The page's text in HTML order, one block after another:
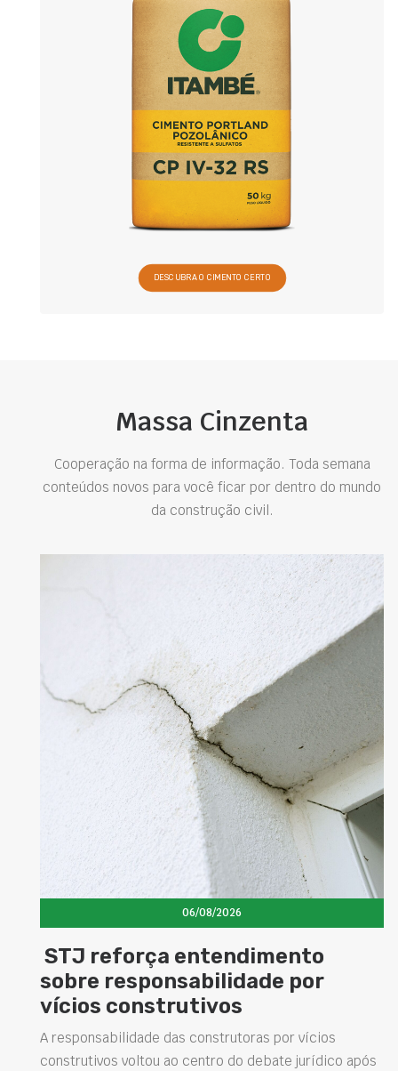
DESCUBRA O CIMENTO CERTO
Massa Cinzenta
Cooperação na forma de informação. Toda semana
conteúdos novos para você ficar por dentro do mundo
da construção civil.
entendimento
por
das construtoras por vícios
ao centro do debate jurídico após
elevam
Projetar